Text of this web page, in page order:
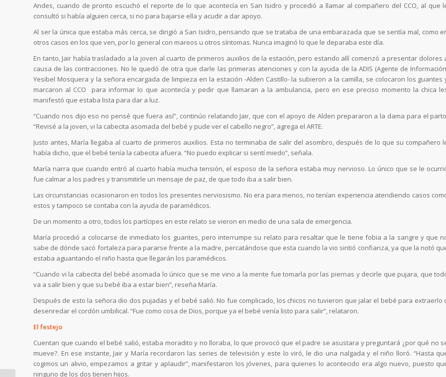
Andes, cuando de pronto escuchó el reporte de lo que acontecía en San Isidro y procedió a llamar al compañero del CCO, al que
consultó si había alguien cerca, si no para bajarse ella y acudir a dar apoyo.
Al ser la única que estaba más cerca, se dirigió a San Isidro, pensando que se trataba de una embarazada que se sentía mal, como
otros casos en los que ven, por lo general con mareos u otros síntomas. Nunca imaginó lo que le deparaba este día.
En tanto, Jair había trasladado a la joven al cuarto de primeros auxilios de la estación, pero estando allí comenzó a presentar dolores
causa de las contracciones. No le quedó de otra que darle las primeras atenciones y con la ayuda de la ADIS (Agente de
Yesibel Mosquera y la señora encargada de limpieza en la estación -Alden Castillo- la subieron a la camilla, se colocaron los guantes
marcaron al CCO para informar lo que acontecía y pedir que llamaran a la ambulancia, pero en ese preciso momento la chica
manifestó que estaba lista para dar a luz.
“Cuando nos dijo eso no pensé que fuera así”, continúo relatando Jair, que con el apoyo de Alden prepararon a la dama para el
“Revisé a la joven, vi la cabecita asomada del bebé y pude ver el cabello negro”, agrega el ARTE.
Justo antes, María llegaba al cuarto de primeros auxilios. Esta no terminaba de salir del asombro, después de lo que su compañero
había dicho, que el bebé tenía la cabecita afuera. “No puedo explicar si sentí miedo”, señala.
María narra que cuando entró al cuarto había mucha tensión, el esposo de la señora estaba muy nervioso. Lo único que se le
fue calmar a los padres y transmitirle un mensaje de paz, de que todo iba a salir bien.
Las circunstancias ocasionaron en todos los presentes nerviosismo. No era para menos, no tenían experiencia atendiendo casos
estos y tampoco se contaba con la ayuda de paramédicos.
De un momento a otro, todos los partícipes en este relato se vieron en medio de una sala de emergencia.
María procedió a colocarse de inmediato los guantes, pero interrumpe su relato para resaltar que le tiene fobia a la sangre y que
sabe de dónde sacó fortaleza para pararse frente a la madre, percatándose que esta cuando la vio sintió confianza, ya que la notó
estaba aguantando el niño hasta que llegarán los paramédicos.
“Cuando vi la cabecita del bebé asomada lo único que se me vino a la mente fue tomarla por las piernas y decirle que pujara, que
va a salir bien y que su bebé iba a estar bien”, reseña María.
Después de esto la señora dio dos pujadas y el bebé salió. No fue complicado, los chicos no tuvieron que jalar el bebé para extraerlo
desenredar el cordón umbilical. “Fue como cosa de Dios, porque ya el bebé venía listo para salir”, relataron.
El festejo
Cuentan que cuando el bebé salió, estaba moradito y no lloraba, lo que provocó que el padre se asustara y preguntará ¿por qué no
mueve?. En ese instante, Jair y María recordaron las series de televisión y este lo viró, le dio una nalgada y el niño lloró. “Hasta
cogimos un alivio, empezamos a gritar y aplaudir”, manifestaron los jóvenes, para quienes lo acontecido era algo nuevo, puesto
ninguno de los dos tienen hijos.